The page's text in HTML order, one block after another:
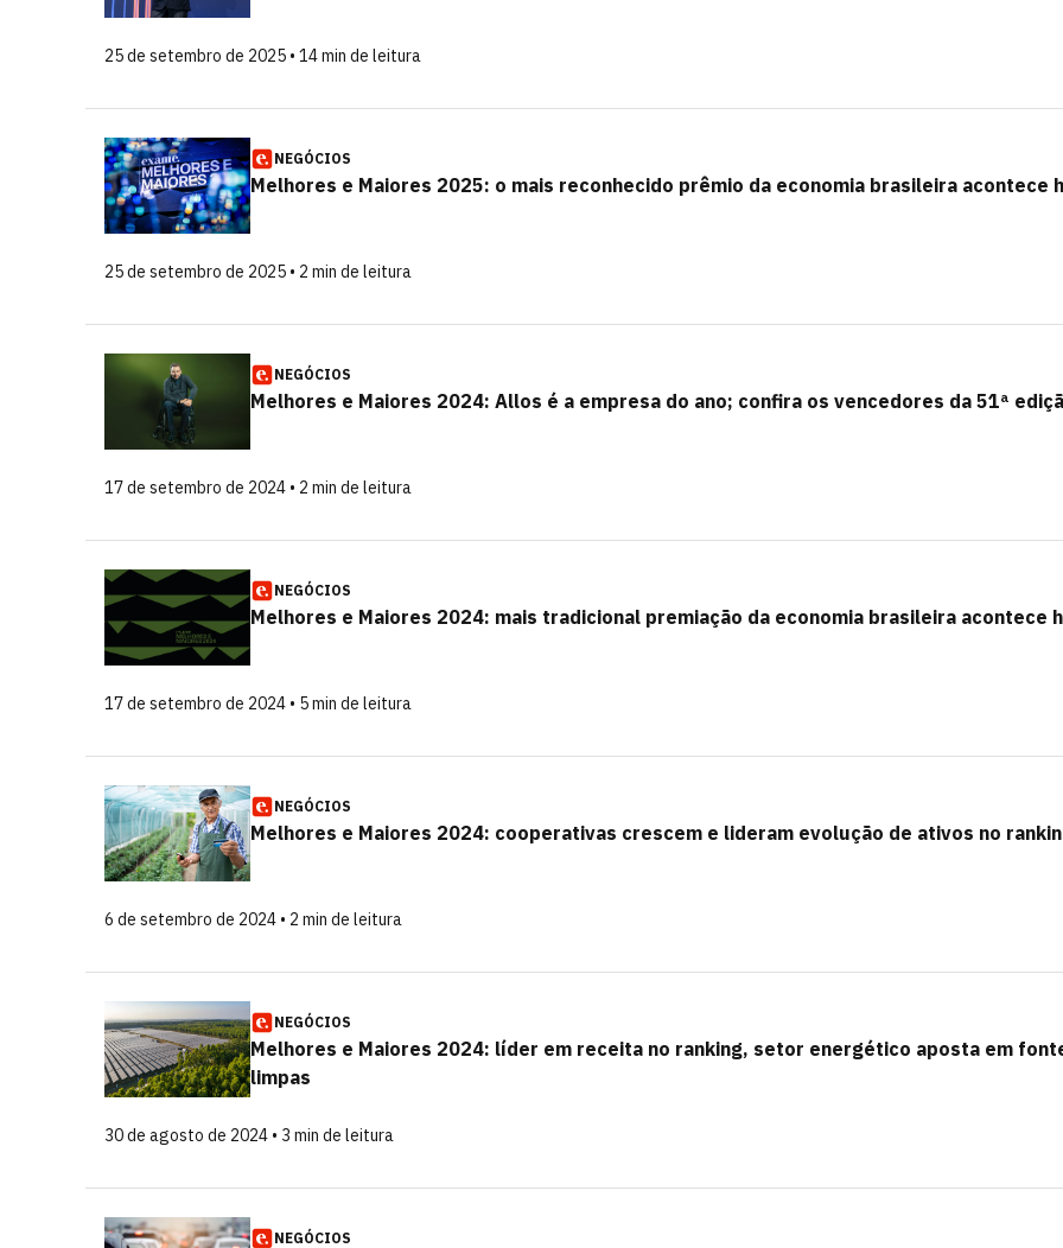
25 de setembro de 2025 • 14 min de leitura
NEGÓCIOS
Melhores e Maiores 2025: o mais reconhecido prêmio da economia brasileira acontece
25 de setembro de 2025 • 2 min de leitura
NEGÓCIOS
Melhores e Maiores 2024: Allos é a empresa do ano; confira os vencedores da 51ª
17 de setembro de 2024 • 2 min de leitura
NEGÓCIOS
Melhores e Maiores 2024: mais tradicional premiação da economia brasileira acontece
17 de setembro de 2024 • 5 min de leitura
NEGÓCIOS
Melhores e Maiores 2024: cooperativas crescem e lideram evolução de ativos no
6 de setembro de 2024 • 2 min de leitura
NEGÓCIOS
Melhores e Maiores 2024: líder em receita no ranking, setor energético aposta em
limpas
30 de agosto de 2024 • 3 min de leitura
NEGÓCIOS